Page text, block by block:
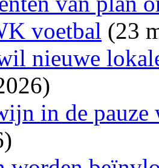
voetbal (23
nieuwe
in de pauze